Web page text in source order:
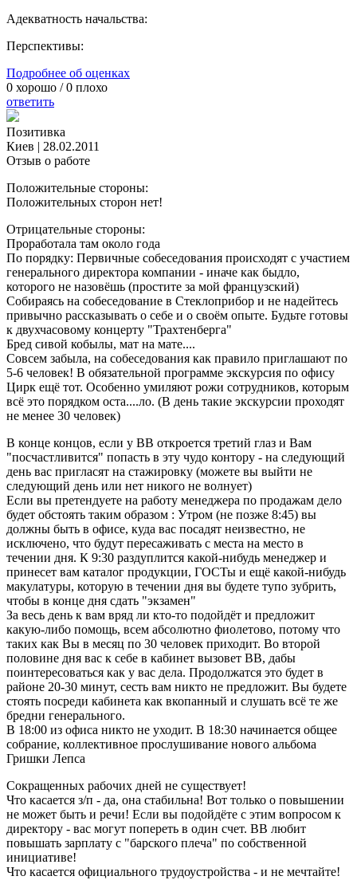
Адекватность начальства:
Перспективы:
Подробнее об оценках
0 хорошо /0 плохо
ответить
Позитивка
Киев | 28.02.2011
Отзыв о работе
Положительные стороны:
Положительных сторон нет!
Отрицательные стороны:
Проработала там около года
По порядку: Первичные собеседования происходят с участием
генерального директора компании - иначе как быдло,
которого не назовёшь (простите за мой французский)
Собираясь на собеседование в Стеклоприбор и не надейтесь
привычно рассказывать о себе и о своём опыте. Будьте готовы
к двухчасовому концерту "Трахтенберга"
Бред сивой кобылы, мат на мате....
Совсем забыла, на собеседования как правило приглашают по
5-6 человек! В обязательной программе экскурсия по офису
Цирк ещё тот. Особенно умиляют рожи сотрудников, которым
всё это порядком оста....ло. (В день такие экскурсии проходят
не менее 30 человек)
В конце концов, если у ВВ откроется третий глаз и Вам
"посчастливится" попасть в эту чудо контору - на следующий
день вас пригласят на стажировку (можете вы выйти не
следующий день или нет никого не волнует)
Если вы претендуете на работу менеджера по продажам дело
будет обстоять таким образом : Утром (не позже 8:45) вы
должны быть в офисе, куда вас посадят неизвестно, не
исключено, что будут пересаживать с места на место в
течении дня. К 9:30 раздуплится какой-нибудь менеджер и
принесет вам каталог продукции, ГОСТы и ещё какой-нибудь
макулатуры, которую в течении дня вы будете тупо зубрить,
чтобы в конце дня сдать "экзамен"
За весь день к вам вряд ли кто-то подойдёт и предложит
какую-либо помощь, всем абсолютно фиолетово, потому что
таких как Вы в месяц по 30 человек приходит. Во второй
половине дня вас к себе в кабинет вызовет ВВ, дабы
поинтересоваться как у вас дела. Продолжатся это будет в
районе 20-30 минут, сесть вам никто не предложит. Вы будете
стоять посреди кабинета как вкопанный и слушать всё те же
бредни генерального.
В 18:00 из офиса никто не уходит. В 18:30 начинается общее
собрание, коллективное прослушивание нового альбома
Гришки Лепса
Сокращенных рабочих дней не существует!
Что касается з/п - да, она стабильна! Вот только о повышении
не может быть и речи! Если вы подойдёте с этим вопросом к
директору - вас могут попереть в один счет. ВВ любит
повышать зарплату с "барского плеча" по собственной
инициативе!
Что касается официального трудоустройства - и не мечтайте!